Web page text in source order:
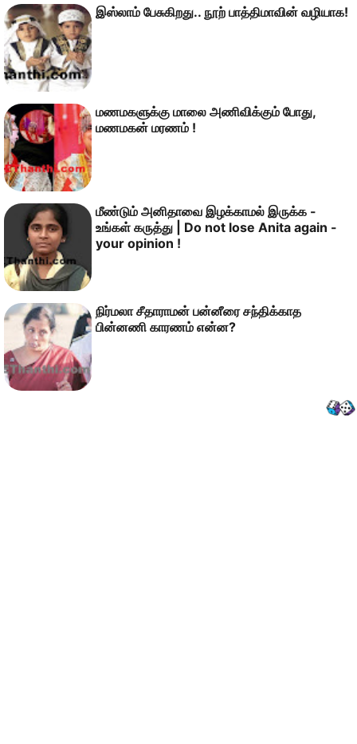
இஸ்லாம் பேசுகிறது.. நூற் பாத்திமாவின் வழியாக!
மணமகளுக்கு மாலை அணிவிக்கும் போது,
மணமகன் மரணம் !
மீண்டும் அனிதாவை இழக்காமல் இருக்க -
உங்கள் கருத்து | Do not lose Anita again -
your opinion !
நிர்மலா சீதாராமன் பன்னீரை சந்திக்காத
பின்னணி காரணம் என்ன?